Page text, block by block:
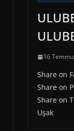
16
Share on
Share on
Share on
Uşak